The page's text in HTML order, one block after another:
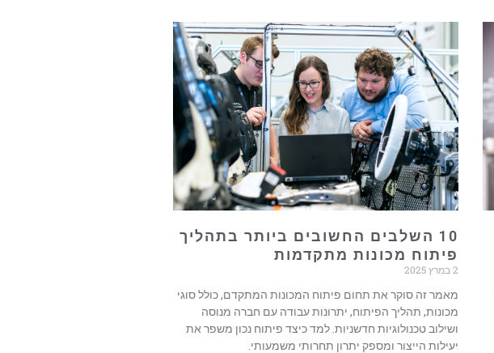
10 השלבים החשובים ביותר בתהליך
פיתוח מכונות מתקדמות
2 במרץ 2025
מאמר זה סוקר את תחום פיתוח המכונות המתקדם, כולל סוגי
מכונות, תהליך הפיתוח, יתרונות עבודה עם חברה מנוסה
ושילוב טכנולוגיות חדשניות. למד כיצד פיתוח נכון משפר את
יעילות הייצור ומספק יתרון תחרותי משמעותי.